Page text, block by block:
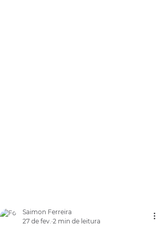
Saimon Ferreira
27 de fev. 2 min de leitura